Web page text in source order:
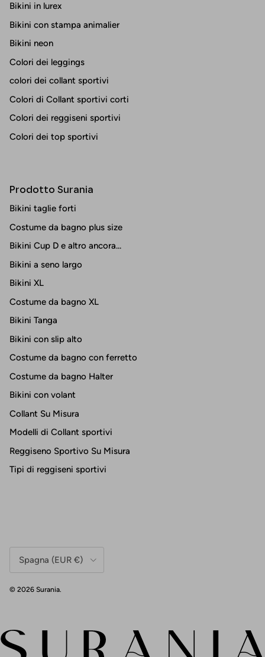
Bikini in lurex
Bikini con stampa animalier
Bikini neon
Colori dei leggings
colori dei collant sportivi
Colori di Collant sportivi corti
Colori dei reggiseni sportivi
Colori dei top sportivi
Prodotto Surania
Bikini taglie forti
Costume da bagno plus size
Bikini Cup D e altro ancora...
Bikini a seno largo
Bikini XL
Costume da bagno XL
Bikini Tanga
Bikini con slip alto
Costume da bagno con ferretto
Costume da bagno Halter
Bikini con volant
Collant Su Misura
Modelli di Collant sportivi
Reggiseno Sportivo Su Misura
Tipi di reggiseni sportivi
Spagna (EUR €)
© 2026 Surania.